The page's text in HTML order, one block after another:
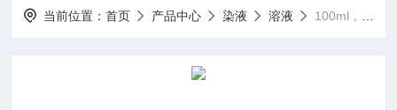
当前位置：首页 产品中心 染液 溶液 100ml，500mlGill苏木素染色液